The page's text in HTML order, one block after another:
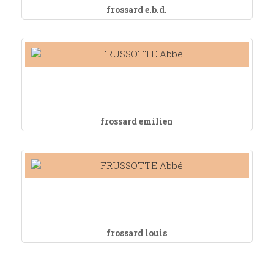
frossard e.b.d.
frossard emilien
frossard louis